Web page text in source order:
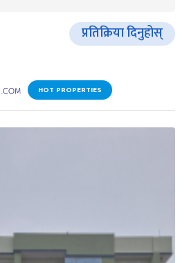
प्रतिक्रिया दिनुहोस्
HOT PROPERTIES